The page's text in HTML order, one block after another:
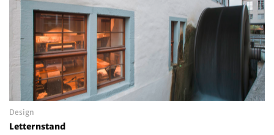
Design
Letternstand